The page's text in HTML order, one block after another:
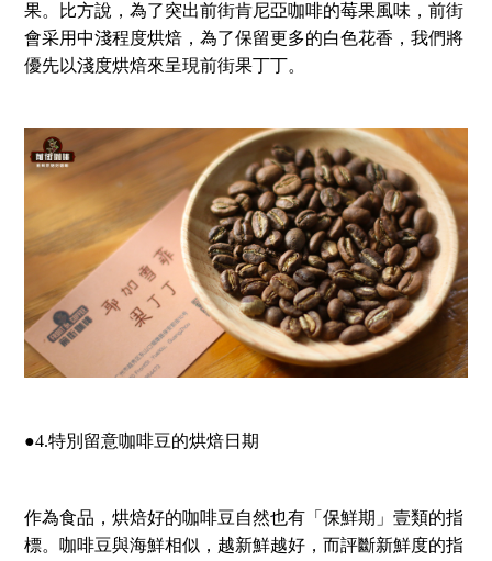
果。比方說，為了突出前街肯尼亞咖啡的莓果風味，前街
會采用中淺程度烘焙，為了保留更多的白色花香，我們將
優先以淺度烘焙來呈現前街果丁丁。
●4.特別留意咖啡豆的烘焙日期
作為食品，烘焙好的咖啡豆自然也有「保鮮期」壹類的指
標。咖啡豆與海鮮相似，越新鮮越好，而評斷新鮮度的指